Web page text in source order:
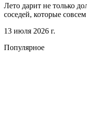
Лето дарит не только
соседей, которые
13 июля 2026 г.
Популярное